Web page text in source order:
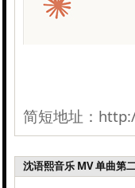
简短地址：
沈语熙音乐 MV 单曲第